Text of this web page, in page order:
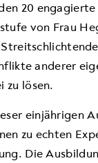
20
von Frau
anderer
zu lösen.
einjährigen
zu echten
Die